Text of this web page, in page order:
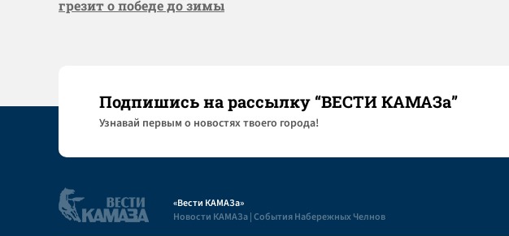
грезит о победе до зимы
Подпишись на рассылку “ВЕСТИ КАМАЗа”
Узнaвай первым о новостях твоего города!
«Вести КАМАЗа»
Новости КАМАЗа | События Набережных Челнов